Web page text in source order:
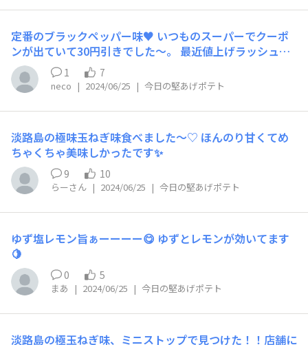
定番のブラックペッパー味♥ いつものスーパーでクーポ
ンが出ていて30円引きでした～。 最近値上げラッシュな
ので、うれしいです
1 7
neco | 2024/06/25 | 今日の堅あげポテト
淡路島の極味玉ねぎ味食べました〜♡ ほんのり甘くてめ
ちゃくちゃ美味しかったです✨
9 10
らーさん | 2024/06/25 | 今日の堅あげポテト
ゆず塩レモン旨ぁーーーー😋 ゆずとレモンが効いてます
🍋
0 5
まあ | 2024/06/25 | 今日の堅あげポテト
淡路島の極玉ねぎ味、ミニストップで見つけた！！店舗に